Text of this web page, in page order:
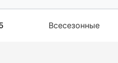
Всесезонные